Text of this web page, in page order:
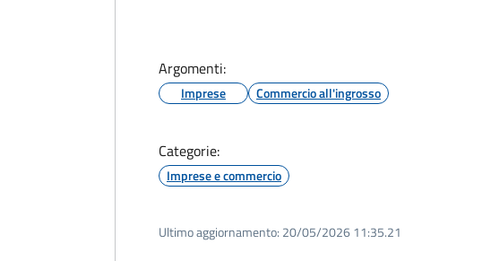
Argomenti:
Imprese Commercio all'ingrosso
Categorie:
Imprese e commercio
Ultimo aggiornamento: 20/05/2026 11:35.21